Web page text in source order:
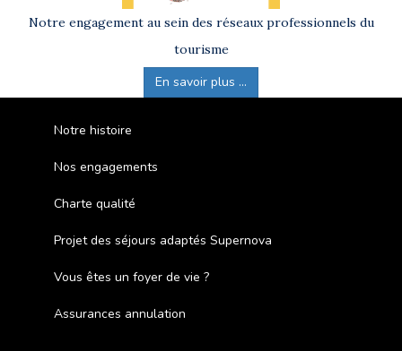
Notre engagement au sein des réseaux professionnels du
tourisme
En savoir plus ...
Notre histoire
Nos engagements
Charte qualité
Projet des séjours adaptés Supernova
Vous êtes un foyer de vie ?
Assurances annulation